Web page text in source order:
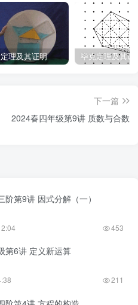
理及其证明 毕克定理及其证明
下一篇
2024春四年级第9讲 质数与合数
阶第9讲 因式分解（一）
453
第6讲 定义新运算
211